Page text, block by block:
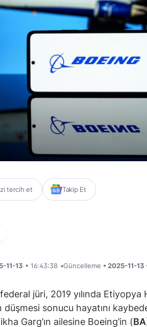
tercih et Takip Et
11-13 • 16:43:38 •Güncelleme • 2025-11-13
jüri, 2019 yılında Etiyopya
düşmesi sonucu hayatını
Garg’ın ailesine Boeing’in (BA